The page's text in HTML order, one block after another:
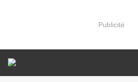
Publicité